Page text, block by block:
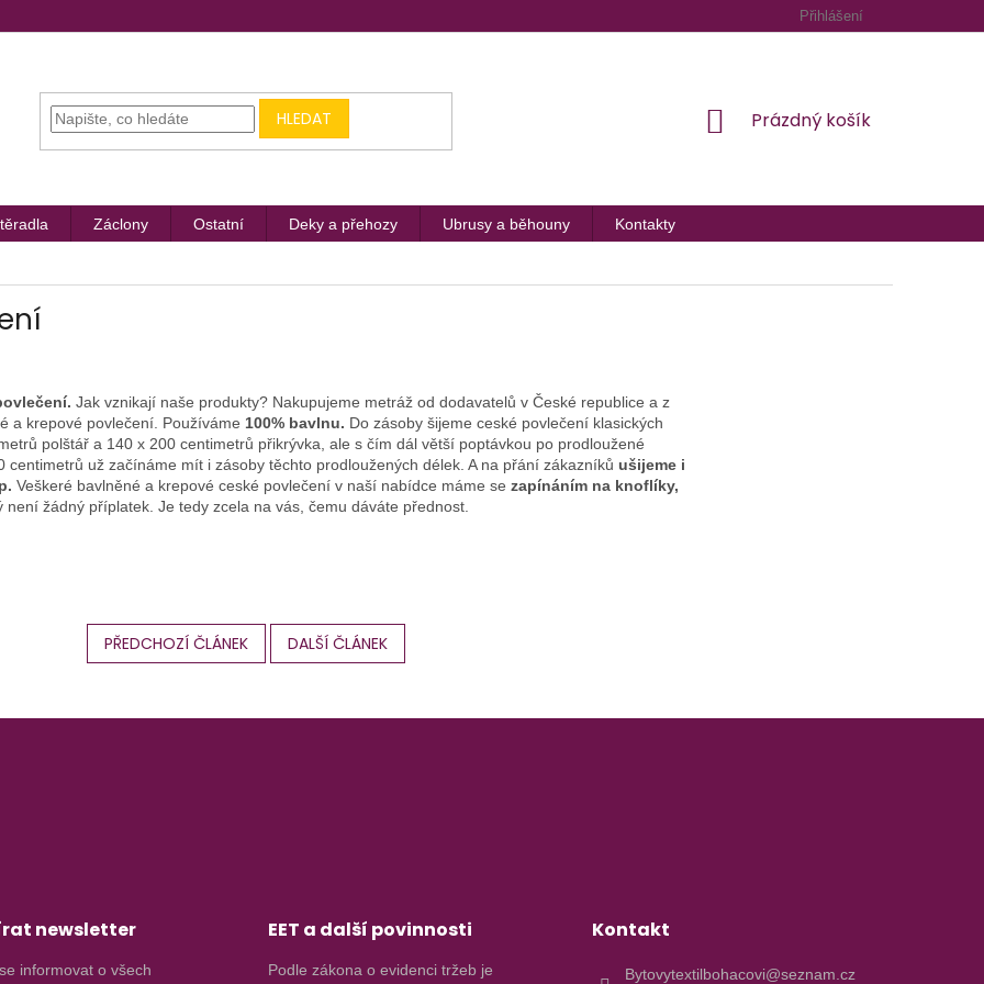
Přihlášení
HLEDAT
NÁKUPNÍ
Prázdný košík
Záclony Ostatní Deky a přehozy Ubrusy a běhouny Kontakty
Jak vznikají naše produkty? Nakupujeme metráž od dodavatelů v České republice a z
a krepové povlečení. Používáme 100% bavlnu. Do zásoby šijeme ceské povlečení klasických
polštář a 140 x 200 centimetrů přikrývka, ale s čím dál větší poptávkou po prodloužené
centimetrů už začínáme mít i zásoby těchto prodloužených délek. A na přání zákazníků ušijeme i
Veškeré bavlněné a krepové ceské povlečení v naší nabídce máme se zapínáním na knoflíky,
není žádný příplatek. Je tedy zcela na vás, čemu dáváte přednost.
PŘEDCHOZÍ ČLÁNEK DALŠÍ ČLÁNEK
newsletter
informovat o všech
EET a další povinnosti
Podle zákona o evidenci tržeb je
Kontakt
Bytovytextilbohacovi@seznam.cz